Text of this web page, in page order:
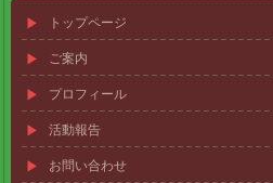
トップページ
ご案内
プロフィール
活動報告
お問い合わせ